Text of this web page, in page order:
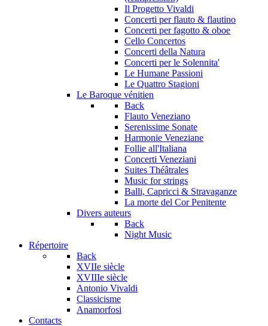
Il Progetto Vivaldi
Concerti per flauto & flautino
Concerti per fagotto & oboe
Cello Concertos
Concerti della Natura
Concerti per le Solennita'
Le Humane Passioni
Le Quattro Stagioni
Le Baroque vénitien
Back
Flauto Veneziano
Serenissime Sonate
Harmonie Veneziane
Follie all'Italiana
Concerti Veneziani
Suites Théâtrales
Music for strings
Balli, Capricci & Stravaganze
La morte del Cor Penitente
Divers auteurs
Back
Night Music
Répertoire
Back
XVIIe siècle
XVIIIe siècle
Antonio Vivaldi
Classicisme
Anamorfosi
Contacts